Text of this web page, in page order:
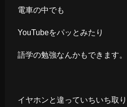
電車の中でも
YouTubeをパッとみたり
語学の勉強なんかもできます。
イヤホンと違っていちいち取